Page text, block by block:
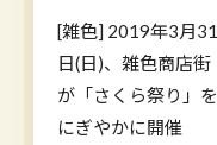
[雑色] 2019年3月31
日(日)、雑色商店街
が「さくら祭り」を
にぎやかに開催